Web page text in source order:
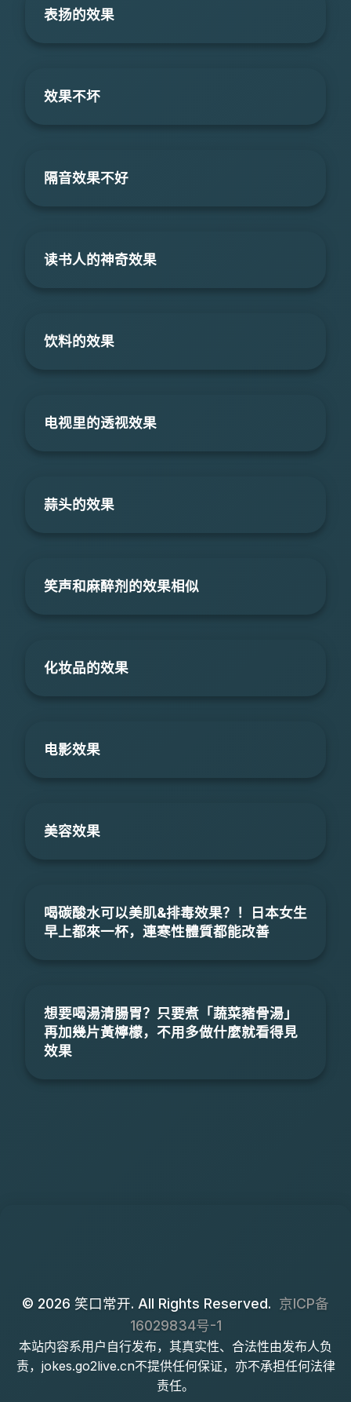
表扬的效果
效果不坏
隔音效果不好
读书人的神奇效果
饮料的效果
电视里的透视效果
蒜头的效果
笑声和麻醉剂的效果相似
化妆品的效果
电影效果
美容效果
喝碳酸水可以美肌&排毒效果？！日本女生
早上都來一杯，連寒性體質都能改善
想要喝湯清腸胃？只要煮「蔬菜豬骨湯」
再加幾片黃檸檬，不用多做什麼就看得見
效果
© 2026 笑口常开. All Rights Reserved. 京ICP备
16029834号-1
本站内容系用户自行发布，其真实性、合法性由发布人负
责，jokes.go2live.cn不提供任何保证，亦不承担任何法律
责任。